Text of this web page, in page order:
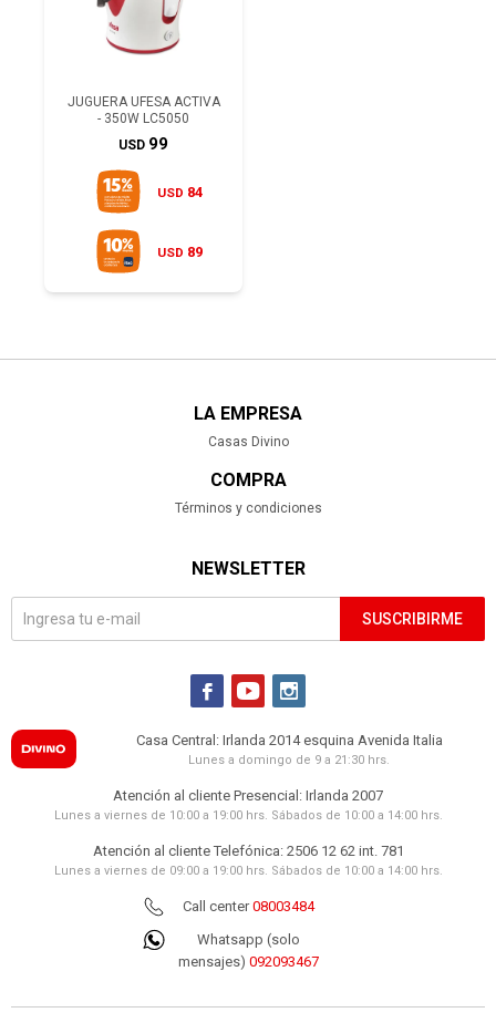
JUGUERA UFESA ACTIVA
- 350W LC5050
USD 99
USD 84
USD 89
LA EMPRESA
Casas Divino
COMPRA
Términos y condiciones
NEWSLETTER
SUSCRIBIRME
  
Casa Central: Irlanda 2014 esquina Avenida Italia
Lunes a domingo de 9 a 21:30 hrs.
Atención al cliente Presencial: Irlanda 2007
Lunes a viernes de 10:00 a 19:00 hrs. Sábados de 10:00 a 14:00 hrs.
Atención al cliente Telefónica: 2506 12 62 int. 781
Lunes a viernes de 09:00 a 19:00 hrs. Sábados de 10:00 a 14:00 hrs.
Call center08003484
Whatsapp (solo
mensajes) 092093467